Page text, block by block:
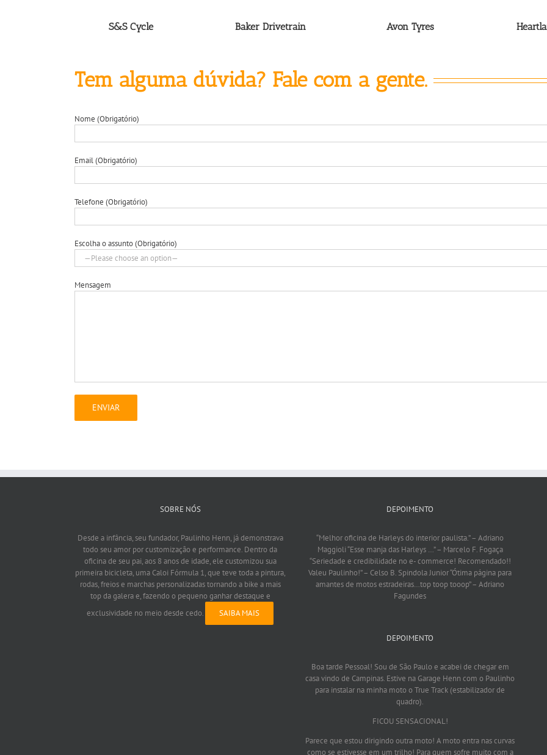
S&S Cycle Baker Drivetrain Avon Tyres
Tem alguma dúvida? Fale com a gente.
Nome (Obrigatório)
Email (Obrigatório)
Telefone (Obrigatório)
Escolha o assunto (Obrigatório)
Mensagem
SOBRE NÓS
Desde a infância, seu fundador, Paulinho Henn, já demonstrava
todo seu amor por customização e performance. Dentro da
oficina de seu pai, aos 8 anos de idade, ele customizou sua
primeira bicicleta, uma Caloi Fórmula 1, que teve toda a pintura,
rodas, freios e marchas personalizadas tornando a bike a mais
top da galera e, fazendo o pequeno ganhar destaque e
exclusividade no meio desde cedo.
SAIBA MAIS
DEPOIMENTO
“Melhor oficina de Harleys do interior paulista.”– Adriano
Maggioli“Esse manja das Harleys …”– Marcelo F. Fogaça
“Seriedade e credibilidade no e- commerce! Recomendado!!
Valeu Paulinho!”– Celso B. Spindola Junior“Ótima página para
amantes de motos estradeiras…top toop tooop”– Adriano
Fagundes
DEPOIMENTO
Boa tarde Pessoal! Sou de São Paulo e acabei de chegar em
casa vindo de Campinas. Estive na Garage Henn com o Paulinho
para instalar na minha moto o True Track (estabilizador de
quadro).
FICOU SENSACIONAL!
Parece que estou dirigindo outra moto! A moto entra nas curvas
como se estivesse em um trilho! Para quem sofre muito com a